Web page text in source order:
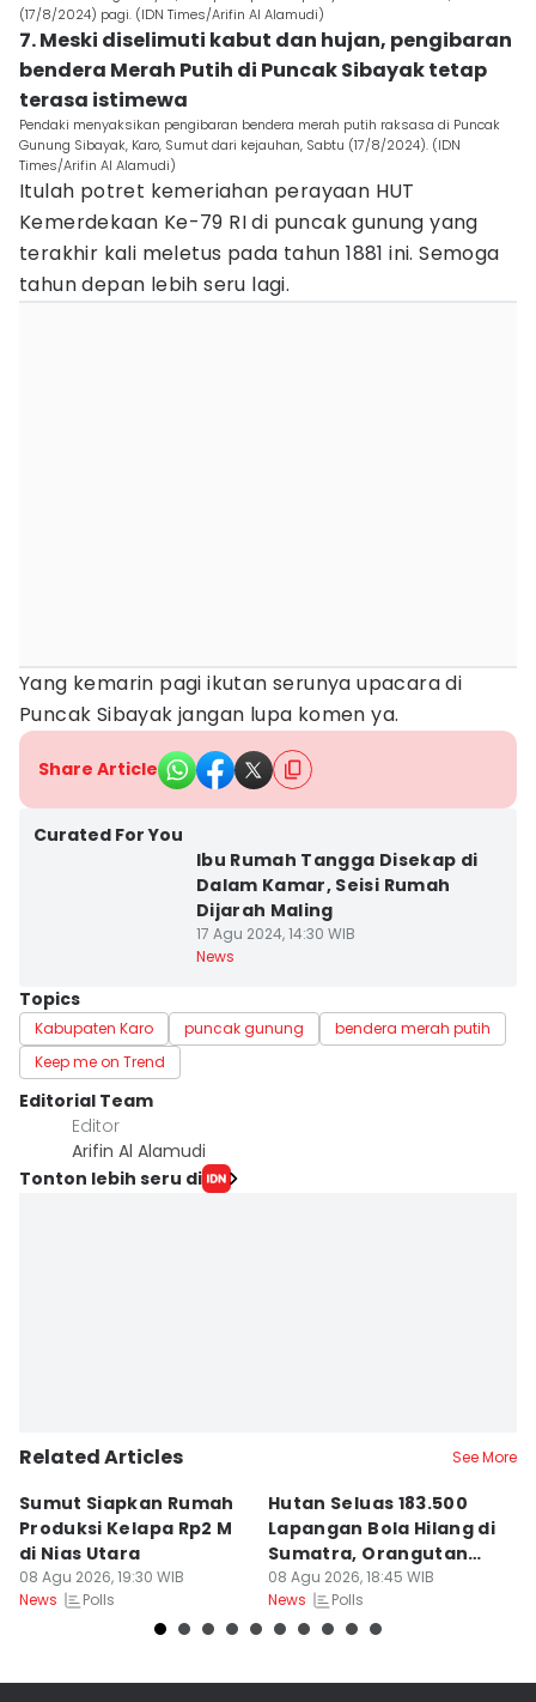
(17/8/2024) pagi. (IDN Times/Arifin Al Alamudi)
7. Meski diselimuti kabut dan hujan, pengibaran
bendera Merah Putih di Puncak Sibayak tetap
terasa istimewa
Pendaki menyaksikan pengibaran bendera merah putih raksasa di Puncak
Gunung Sibayak, Karo, Sumut dari kejauhan, Sabtu (17/8/2024). (IDN
Times/Arifin Al Alamudi)
Itulah potret kemeriahan perayaan HUT
Kemerdekaan Ke-79 RI di puncak gunung yang
terakhir kali meletus pada tahun 1881 ini. Semoga
tahun depan lebih seru lagi.
Yang kemarin pagi ikutan serunya upacara di
Puncak Sibayak jangan lupa komen ya.
Share Article
Curated For You
Ibu Rumah Tangga Disekap di
Dalam Kamar, Seisi Rumah
Dijarah Maling
17 Agu 2024, 14:30 WIB
News
Topics
Kabupaten Karo puncak gunung
bendera merah putih
Keep me on Trend
Editorial Team
Editor
Arifin Al Alamudi
Tonton lebih seru di
Related Articles See More
Sumut Siapkan Rumah
Produksi Kelapa Rp2 M
di Nias Utara
08 Agu 2026, 19:30 WIB
News
Polls
Hutan Seluas 183.500
Lapangan Bola Hilang di
Sumatra, Orangutan
Tertekan
08 Agu 2026, 18:45 WIB
News
Polls